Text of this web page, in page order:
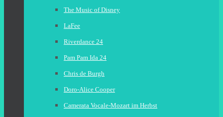
The Music of Disney
LaFee
Riverdance 24
Pam Pam Ida 24
Chris de Burgh
Doro-Alice Cooper
Camerata Vocale-Mozart im Herbst